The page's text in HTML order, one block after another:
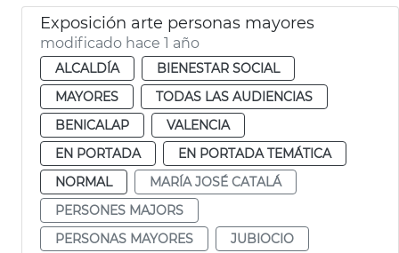
Exposición arte personas mayores
modificado hace 1 año
ALCALDÍA
BIENESTAR SOCIAL
MAYORES
TODAS LAS AUDIENCIAS
BENICALAP
VALENCIA
EN PORTADA
EN PORTADA TEMÁTICA
NORMAL
MARÍA JOSÉ CATALÁ
PERSONES MAJORS
PERSONAS MAYORES
JUBIOCIO